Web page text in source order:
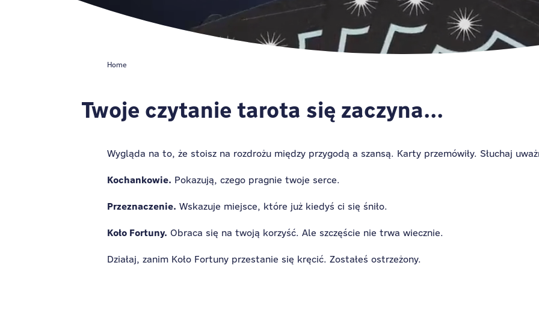
Home
Twoje czytanie tarota się zaczyna...
Wygląda na to, że stoisz na rozdrożu między przygodą a szansą. Karty przemówiły. Słuchaj
Kochankowie. Pokazują, czego pragnie twoje serce.
Przeznaczenie. Wskazuje miejsce, które już kiedyś ci się śniło.
Koło Fortuny. Obraca się na twoją korzyść. Ale szczęście nie trwa wiecznie.
Działaj, zanim Koło Fortuny przestanie się kręcić. Zostałeś ostrzeżony.